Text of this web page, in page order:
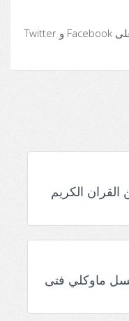
جرّب المزيد من الاختبارات وشاركها على Facebook و Twitter
القران الكريم
ماوكلي فتى